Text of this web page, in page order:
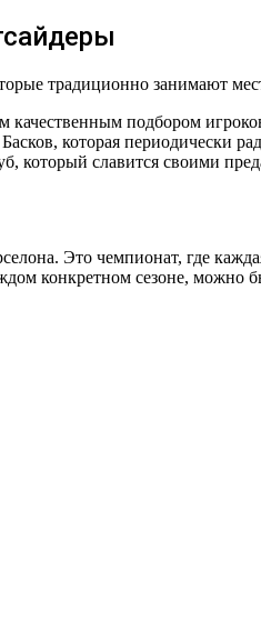
традиционно занимают
подбором
которая периодически
который славится своими
Это чемпионат, где
конкретном сезоне, можно